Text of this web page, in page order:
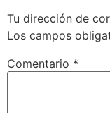
Tu dirección de
Los campos
Comentario *